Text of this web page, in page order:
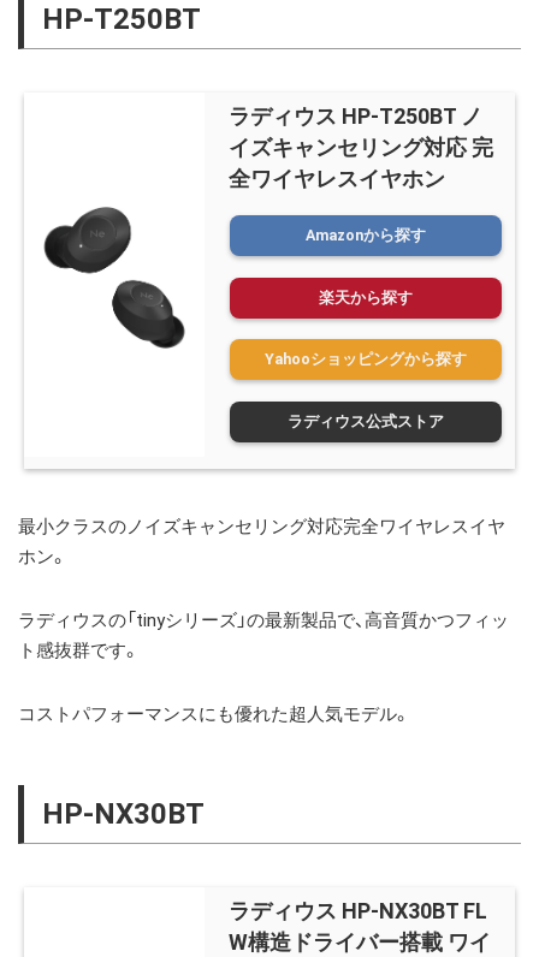
HP-T250BT
ラディウス HP-T250BT ノ
イズキャンセリング対応 完
全ワイヤレスイヤホン
ラディウス公式ストア
Amazonから探す
楽天から探す
Yahooショッピングから探す
最小クラスのノイズキャンセリング対応完全ワイヤレスイヤ
ホン。
ラディウスの「tinyシリーズ」の最新製品で、高音質かつフィッ
ト感抜群です。
コストパフォーマンスにも優れた超人気モデル。
HP-NX30BT
ラディウス HP-NX30BT FL
W構造ドライバー搭載 ワイ